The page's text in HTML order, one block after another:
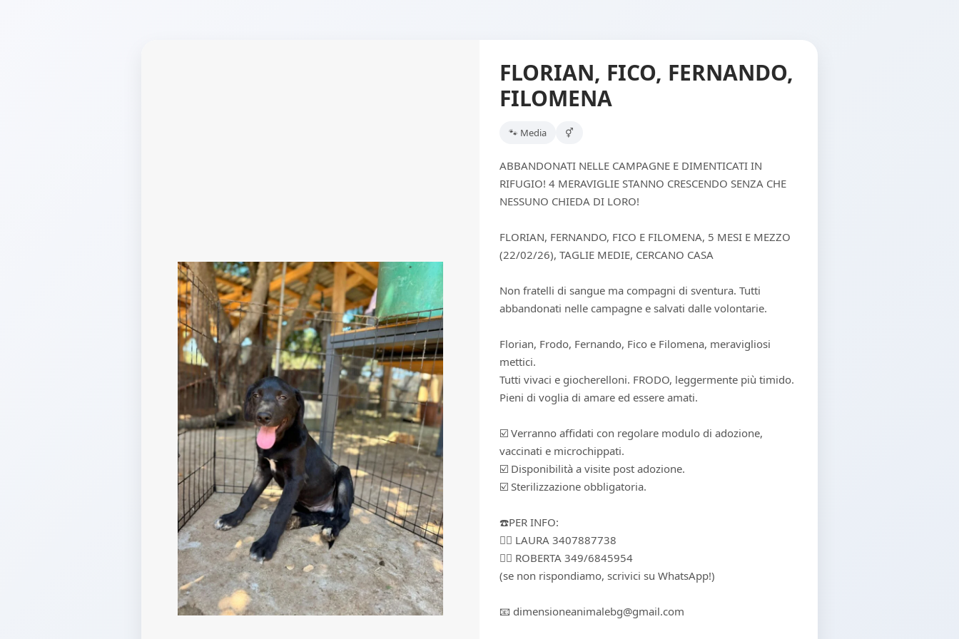
FLORIAN, FICO, FERNANDO,
FILOMENA
🐾 Media ⚥
ABBANDONATI NELLE CAMPAGNE E DIMENTICATI IN
RIFUGIO! 4 MERAVIGLIE STANNO CRESCENDO SENZA CHE
NESSUNO CHIEDA DI LORO!
FLORIAN, FERNANDO, FICO E FILOMENA, 5 MESI E MEZZO
(22/02/26), TAGLIE MEDIE, CERCANO CASA
Non fratelli di sangue ma compagni di sventura. Tutti
abbandonati nelle campagne e salvati dalle volontarie.
Florian, Frodo, Fernando, Fico e Filomena, meravigliosi
mettici.
Tutti vivaci e giocherelloni. FRODO, leggermente più timido.
Pieni di voglia di amare ed essere amati.
☑️ Verranno affidati con regolare modulo di adozione,
vaccinati e microchippati.
☑️ Disponibilità a visite post adozione.
☑️ Sterilizzazione obbligatoria.
☎️PER INFO:
👉🏻 LAURA 3407887738
👉🏻 ROBERTA 349/6845954
(se non rispondiamo, scrivici su WhatsApp!)
📧 dimensioneanimalebg@gmail.com